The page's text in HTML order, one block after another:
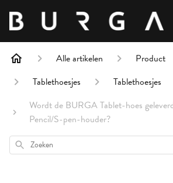
Alle artikelen
Product
Tablethoesjes
Tablethoesjes
Wordt de BURGA Tablet-hoes
Pencil/S-pen-houder?
Zoeken